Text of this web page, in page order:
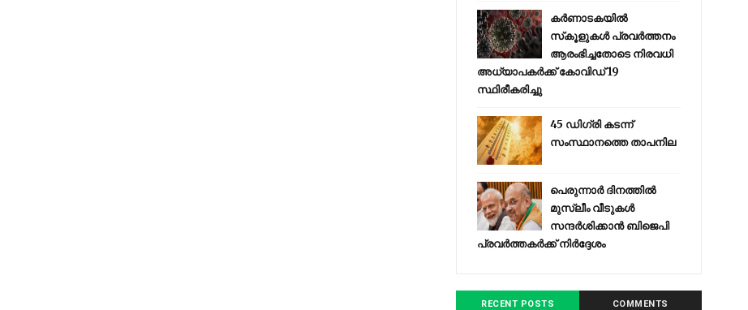
കര്‍ണാടകയില്‍
സ്‌കൂളുകള്‍ പ്രവര്‍ത്തനം
ആരംഭിച്ചതോടെ നിരവധി
അധ്യാപകര്‍ക്ക് കോവിഡ് 19
സ്ഥിരീകരിച്ചു
45 ഡിഗ്രി കടന്ന്
സംസ്ഥാനത്തെ താപനില
പെരുന്നാര്‍ ദിനത്തില്‍
മുസ്ലീം വീടുകള്‍
സന്ദര്‍ശിക്കാന്‍ ബിജെപി
പ്രവര്‍ത്തകര്‍ക്ക് നിര്‍ദ്ദേശം
RECENT POSTS COMMENTS